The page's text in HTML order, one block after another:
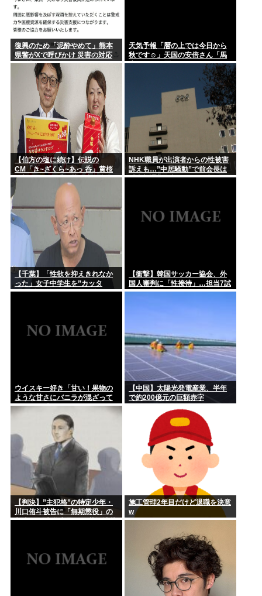
秋田の公務員、オンライン会見にバスローブ姿で登場し会見中
にタバコ...
近くでタバコ(iQOS)吸うやつがいて洗濯物が全部iQOS臭く
な...
ごみ収集車「あ！燃えるゴミの中にペットボトルや段ボールや
中華鍋や...
へずまりゅう、熊本で被災地支援中に発熱… 「緊急で病院に
向かい点...
一昨日の水曜日のダウンタウン面白かった？？
人生で1番ワクワクした瞬間
嫌儲やってる中学生やけど、ババア（母親）の昼飯が手抜きす
ぎてキレ...
復興のため「泥酔やめて」熊本
県警がXで呼びかけ 災害の対応
に影響
天気予報「暦の上では今日から
秋です☺」天国の安倍さん「馬
鹿みたいな暦だな」
【伯方の塩に続け】伝説の
CM「き~ざくら~あっ 呑」黄桜
の新たな歌い手公募に志願者殺
到
NHK職員が出演者からの性被害
訴えも…”中居騒動”で前会長は
「内部通報一切ない」発言との
【千葉】「性欲を抑えきれなか
った」女子中学生を”カッタ
ー”で脅し性的暴行か 56歳の男
【衝撃】韓国サッカー協会、外
国人審判に「性接待」…担当7試
合はまさかの無敗
ウイスキー好き「甘い！果物の
ような甘さにバニラが混ざって
る」わい「はぇー飲んでみる
【中国】太陽光発電産業、半年
で約200億元の巨額赤字
【判決】”主犯格”の特定少年・
川口侑斗被告に「無期懲役」の
判決 江別大学生暴行死 札幌地裁
施工管理2年目だけど退職を決意
w